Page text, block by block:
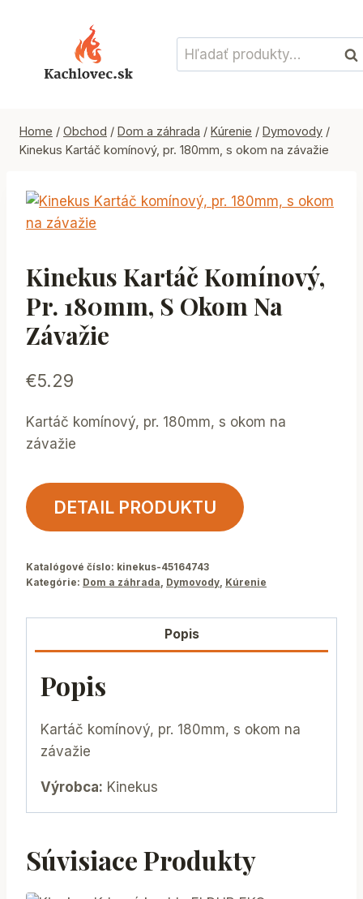
Hľadať:
Home / Obchod / Dom a záhrada / Kúrenie / Dymovody /
Kinekus Kartáč komínový, pr. 180mm, s okom na závažie
Kinekus Kartáč Komínový,
Pr. 180mm, S Okom Na
Závažie
€5.29
Kartáč komínový, pr. 180mm, s okom na
závažie
DETAIL PRODUKTU
Katalógové číslo: kinekus-45164743
Kategórie: Dom a záhrada, Dymovody, Kúrenie
Popis
Popis
Kartáč komínový, pr. 180mm, s okom na
závažie
Výrobca: Kinekus
Súvisiace Produkty